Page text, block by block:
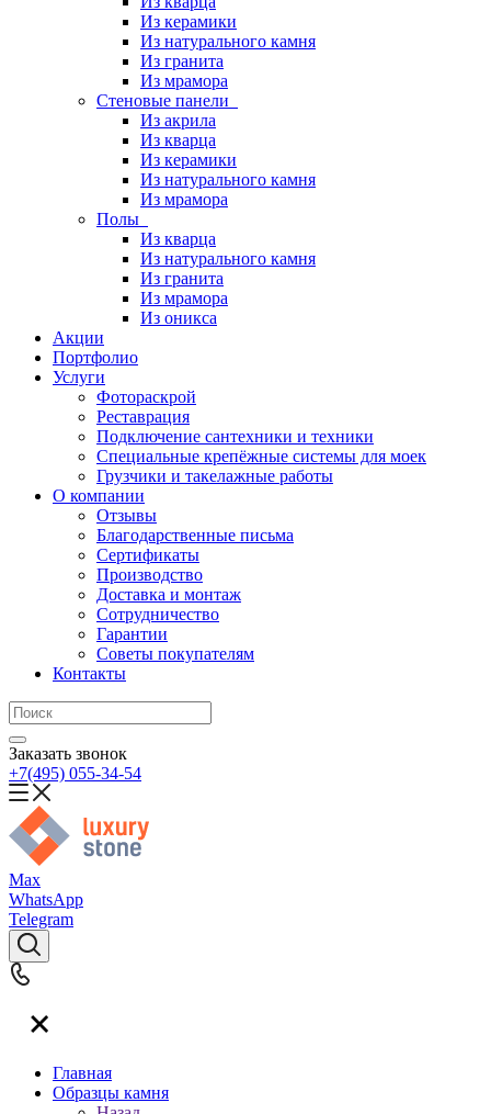
Из керамики
Из натурального камня
Из гранита
Из мрамора
Стеновые панели
Из акрила
Из кварца
Из керамики
Из натурального камня
Из мрамора
Полы
Из кварца
Из натурального камня
Из гранита
Из мрамора
Из оникса
Акции
Портфолио
Услуги
Фотораскрой
Реставрация
Подключение сантехники и техники
Специальные крепёжные системы для моек
Грузчики и такелажные работы
О компании
Отзывы
Благодарственные письма
Сертификаты
Производство
Доставка и монтаж
Сотрудничество
Гарантии
Советы покупателям
Контакты
Заказать звонок
+7(495) 055-34-54
Max
WhatsApp
Telegram
Главная
Образцы камня